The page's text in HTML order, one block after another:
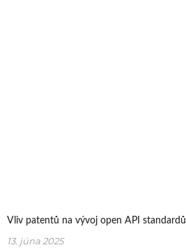
Vliv patentů na vývoj open API standardů
13. júna 2025